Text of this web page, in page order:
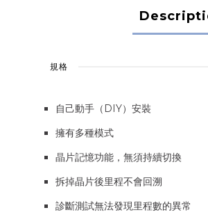
規格
自己動手（DIY）安裝
擁有多種模式
晶片記憶功能，無須持續切換
拆掉晶片後里程不會回溯
診斷測試無法發現里程數的異常